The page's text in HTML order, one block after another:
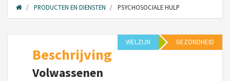
PRODUCTEN EN DIENSTEN PSYCHOSOCIALE HULP
WELZIJN GEZONDHEID
Beschrijving
Volwassenen